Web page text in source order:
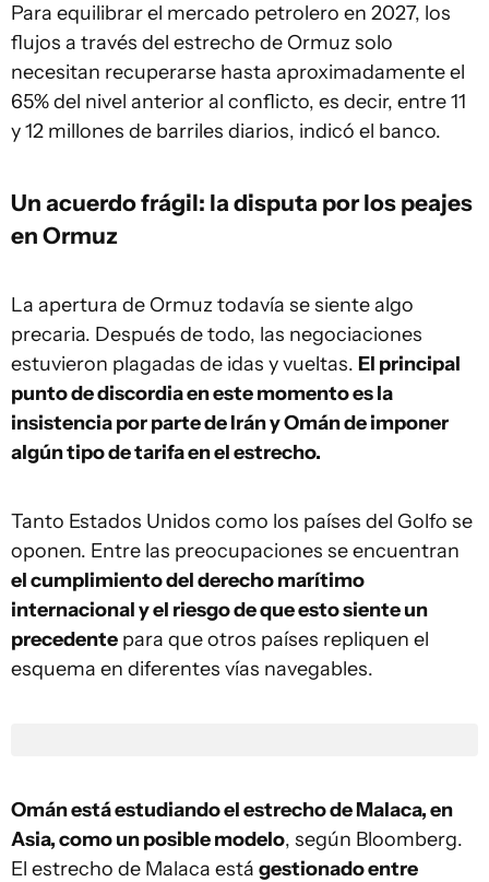
Para equilibrar el mercado petrolero en 2027, los
flujos a través del estrecho de Ormuz solo
necesitan recuperarse hasta aproximadamente el
65% del nivel anterior al conflicto, es decir, entre 11
y 12 millones de barriles diarios, indicó el banco.
Un acuerdo frágil: la disputa por los peajes
en Ormuz
La apertura de Ormuz todavía se siente algo
precaria. Después de todo, las negociaciones
estuvieron plagadas de idas y vueltas. El principal
punto de discordia en este momento es la
insistencia por parte de Irán y Omán de imponer
algún tipo de tarifa en el estrecho.
Tanto Estados Unidos como los países del Golfo se
oponen. Entre las preocupaciones se encuentran
el cumplimiento del derecho marítimo
internacional y el riesgo de que esto siente un
precedente para que otros países repliquen el
esquema en diferentes vías navegables.
Omán está estudiando el estrecho de Malaca, en
Asia, como un posible modelo, según Bloomberg.
El estrecho de Malaca está gestionado entre